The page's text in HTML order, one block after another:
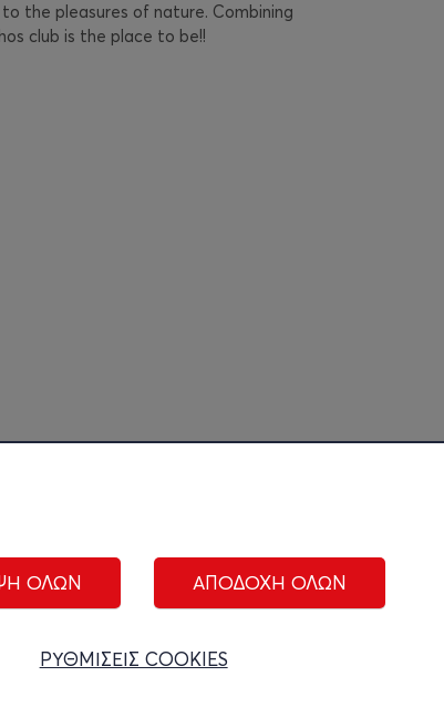
ΟΛΩΝ ΑΠΟΔΟΧΗ ΟΛΩΝ
ΡΥΘΜΙΣΕΙΣ COOKIES
the pleasures of nature. Combining
club is the place to be!!
ΜΑΣ: